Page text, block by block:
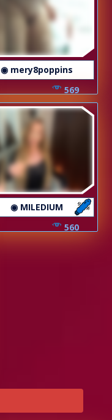
◉ mery8poppins
569
◉ MILEDIUM
560